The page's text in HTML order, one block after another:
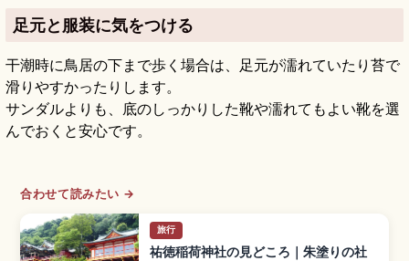
足元と服装に気をつける
干潮時に鳥居の下まで歩く場合は、足元が濡れていたり苔で
滑りやすかったりします。
サンダルよりも、底のしっかりした靴や濡れてもよい靴を選
んでおくと安心です。
合わせて読みたい →
旅行
祐徳稲荷神社の見どころ｜朱塗りの社